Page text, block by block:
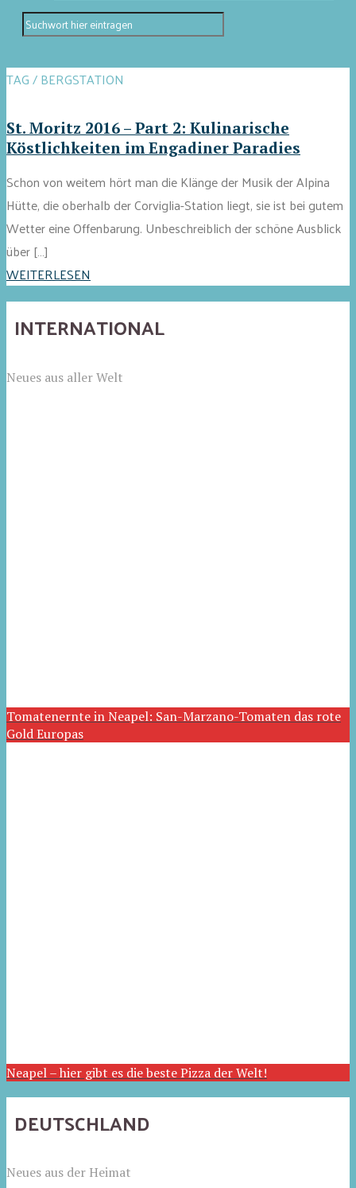
TAG / BERGSTATION
St. Moritz 2016 – Part 2: Kulinarische
Köstlichkeiten im Engadiner Paradies
Schon von weitem hört man die Klänge der Musik der Alpina
Hütte, die oberhalb der Corviglia-Station liegt, sie ist bei gutem
Wetter eine Offenbarung. Unbeschreiblich der schöne Ausblick
über […]
WEITERLESEN
INTERNATIONAL
Neues aus aller Welt
Tomatenernte in Neapel: San-Marzano-Tomaten das rote
Gold Europas
Neapel – hier gibt es die beste Pizza der Welt!
DEUTSCHLAND
Neues aus der Heimat